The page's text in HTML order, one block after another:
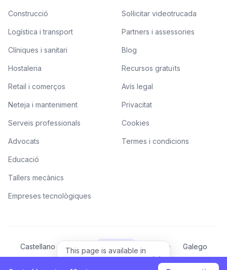
This page is available in
English.
Construcció
Logística i transport
Clíniques i sanitari
Hostaleria
Retail i comerços
Neteja i manteniment
Serveis professionals
Advocats
Educació
Tallers mecànics
Empreses tecnològiques
Sol·licitar videotrucada
Partners i assessories
Blog
Recursos gratuïts
Avís legal
Privacitat
Cookies
Termes i condicions
Castellano Català Valencià Euskera
Galego